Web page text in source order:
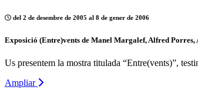
del 2 de desembre de 2005 al 8 de gener de 2006
Exposició (Entre)vents de Manel Margalef, Alfred
Us presentem la mostra titulada “Entre(vents)”,
Ampliar